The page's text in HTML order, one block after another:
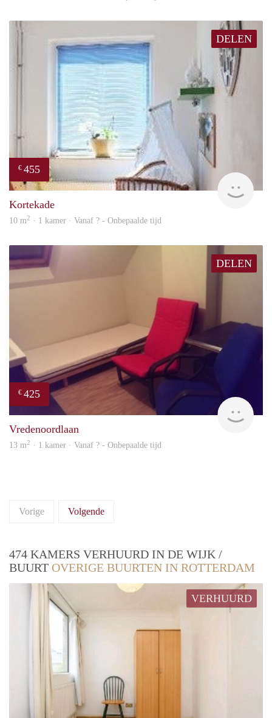
DELEN
€ 455
Kortekade
10 m2 · 1 kamer · Vanaf ? - Onbepaalde tijd
DELEN
€ 425
Vredenoordlaan
13 m2 · 1 kamer · Vanaf ? - Onbepaalde tijd
Vorige Volgende
474 KAMERS VERHUURD IN DE WIJK /
BUURT OVERIGE BUURTEN IN ROTTERDAM
VERHUURD